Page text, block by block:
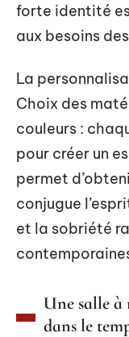
forte identité
aux besoins
La
Choix des
couleurs :
pour créer un
permet
conjugue
et la sobriété
Une salle à
dans le